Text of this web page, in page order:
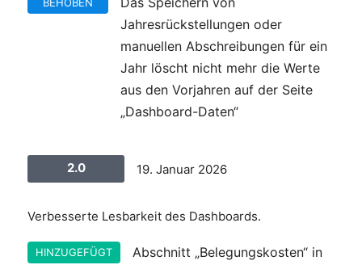
Jahresrückstellungen oder
manuellen Abschreibungen für ein
Jahr löscht nicht mehr die Werte
aus den Vorjahren auf der Seite
„Dashboard-Daten“
2.0 19. Januar 2026
Verbesserte Lesbarkeit des Dashboards.
HINZUGEFÜGT
Abschnitt „Belegungskosten“ in